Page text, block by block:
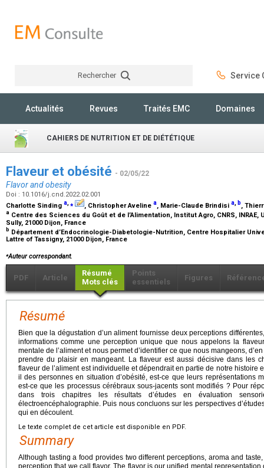
Rechercher Service
Actualités Revues Traités EMC Domaines
CAHIERS DE NUTRITION ET DE DIÉTÉTIQUE
Flaveur et obésité - 02/05/22
Flavor and obesity
Doi : 10.1016/j.cnd.2022.02.001
Charlotte Sinding a,⁎ , Christopher Aveline a, Marie-Claude Brindisi a, b,
a Centre des Sciences du Goût et de l’Alimentation, Institut Agro, CNRS,
Sully, 21000 Dijon, France
b Département d’Endocrinologie-Diabetologie-Nutrition, Centre Hospitalier
Lattre of Tassigny, 21000 Dijon, France
⁎Auteur correspondant.
PDF Article
Résumé
Mots clés
Points
essentiels
Figures
Résumé
Bien que la dégustation d’un aliment fournisse deux perceptions
informations comme une perception unique que nous appelons la
mentale de l’aliment et nous permet d’identifier ce que nous mangeons,
prendre du plaisir en mangeant. La flaveur est aussi décisive dans les
flaveur de l’aliment est individuelle et dépendrait en partie de notre histoire
il des personnes en situation d’obésité, est-ce que leurs représentations
est-ce que les processus cérébraux sous-jacents sont modifiés ? Pour
dans trois chapitres les résultats d’études en évaluation
électroencéphalographie. Puis nous concluons sur les perspectives
qui en découlent.
Le texte complet de cet article est disponible en PDF.
Summary
Although tasting a food provides two different perceptions, aroma and
perception that we call flavor. The flavor is our unified mental